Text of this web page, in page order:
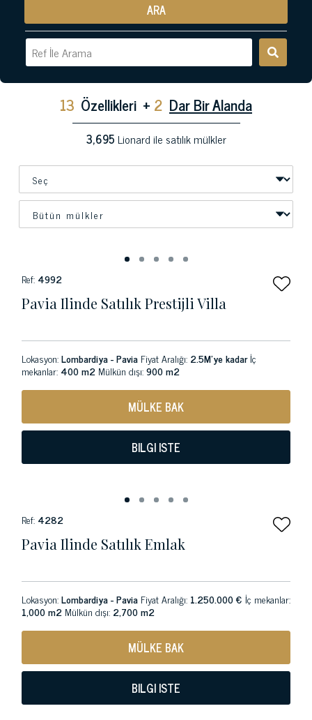
ARA
13 Özellikleri + 2 Dar Bir Alanda
3,695Lionard ile satılık mülkler
Ref: 4992
Pavia Ilinde Satılık Prestijli Villa
Lokasyon:Lombardiya - Pavia Fiyat Aralığı: 2.5M'ye kadarİç
mekanlar: 400 m2 Mülkün dışı:900 m2
MÜLKE BAK
BILGI ISTE
Ref: 4282
Pavia Ilinde Satılık Emlak
Lokasyon:Lombardiya - Pavia Fiyat Aralığı: 1.250.000 € İç mekanlar:
1,000 m2 Mülkün dışı: 2,700 m2
MÜLKE BAK
BILGI ISTE